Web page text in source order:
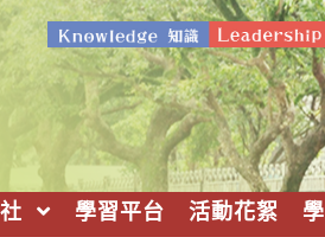
學習平台 活動花絮